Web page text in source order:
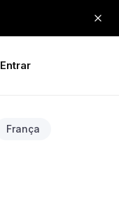
Entrar
França